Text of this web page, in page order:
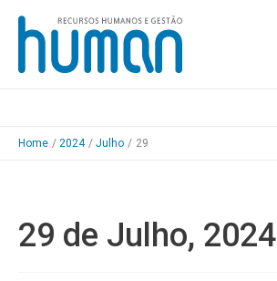
Skip
content
Home 2024 Julho 29
29 de Julho, 2024